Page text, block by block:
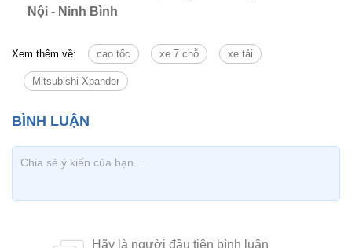
Nội - Ninh Bình
Xem thêm về: cao tốc xe 7 chỗ xe tải
Mitsubishi Xpander